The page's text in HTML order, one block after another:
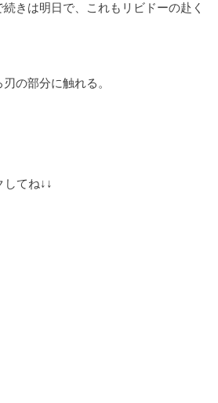
きは明日で、これもリビドーの赴く
の部分に触れる。
してね↓↓